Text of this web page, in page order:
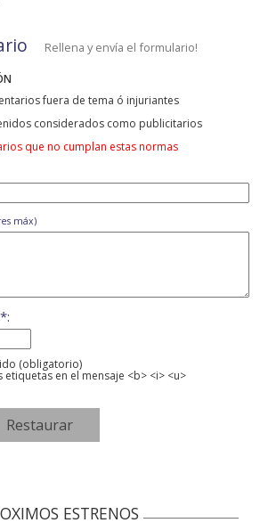
Rellena y envía el formulario!
fuera de tema ó injuriantes
considerados como publicitarios
que no cumplan estas normas
máx)
(obligatorio)
etiquetas en el mensaje <b> <i> <u>
ESTRENOS